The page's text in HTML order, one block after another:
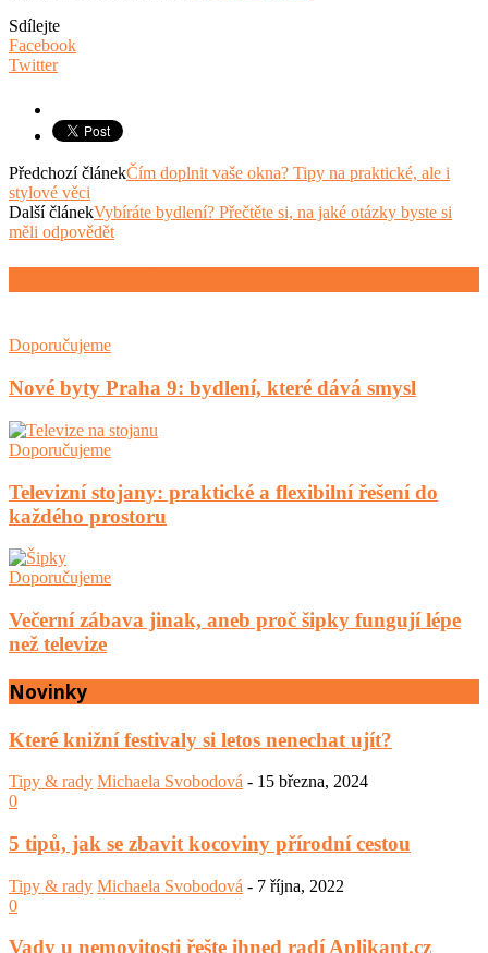
Sdílejte
Facebook
Twitter
Předchozí článekČím doplnit vaše okna? Tipy na praktické, ale i
stylové věci
Další článekVybíráte bydlení? Přečtěte si, na jaké otázky byste si
měli odpovědět
Doporučujeme
Nové byty Praha 9: bydlení, které dává smysl
Doporučujeme
Televizní stojany: praktické a flexibilní řešení do
každého prostoru
Doporučujeme
Večerní zábava jinak, aneb proč šipky fungují lépe
než televize
Novinky
Které knižní festivaly si letos nenechat ujít?
Tipy & rady Michaela Svobodová - 15 března, 2024
0
5 tipů, jak se zbavit kocoviny přírodní cestou
Tipy & rady Michaela Svobodová - 7 října, 2022
0
Vady u nemovitosti řešte ihned radí Aplikant.cz